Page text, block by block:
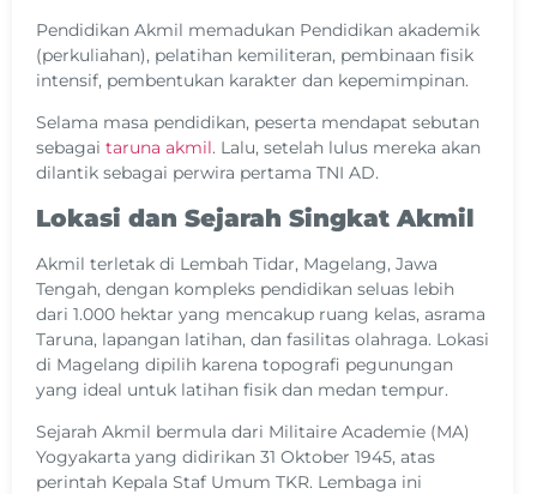
Pendidikan Akmil memadukan Pendidikan akademik
(perkuliahan), pelatihan kemiliteran, pembinaan fisik
intensif, pembentukan karakter dan kepemimpinan.
Selama masa pendidikan, peserta mendapat sebutan
sebagai taruna akmil. Lalu, setelah lulus mereka akan
dilantik sebagai perwira pertama TNI AD.
Lokasi dan Sejarah Singkat Akmil
Akmil terletak di Lembah Tidar, Magelang, Jawa
Tengah, dengan kompleks pendidikan seluas lebih
dari 1.000 hektar yang mencakup ruang kelas, asrama
Taruna, lapangan latihan, dan fasilitas olahraga. Lokasi
di Magelang dipilih karena topografi pegunungan
yang ideal untuk latihan fisik dan medan tempur.
Sejarah Akmil bermula dari Militaire Academie (MA)
Yogyakarta yang didirikan 31 Oktober 1945, atas
perintah Kepala Staf Umum TKR. Lembaga ini